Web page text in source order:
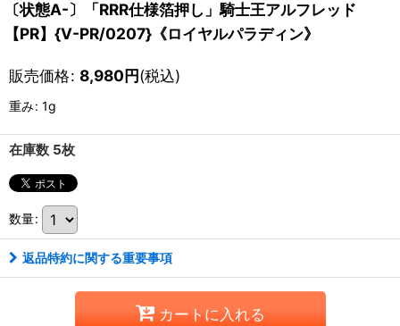
〔状態A-〕「RRR仕様箔押し」騎士王アルフレッド
【PR】{V-PR/0207}《ロイヤルパラディン》
販売価格: 8,980円(税込)
重み: 1g
在庫数 5枚
数量:
返品特約に関する重要事項
カートに入れる